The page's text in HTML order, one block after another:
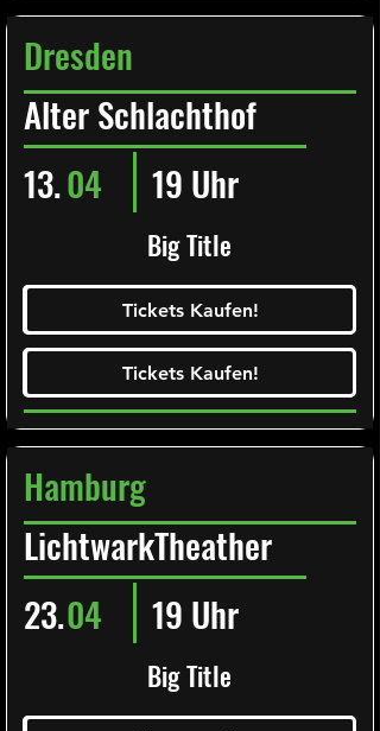
Dresden
Alter Schlachthof
Big Title
13.04 19 Uhr
Tickets Kaufen!
Ticketalarm abonieren!
Tickets Kaufen!
Tickets Kaufen!
Tickets Kaufen!
Hamburg
LichtwarkTheather
Big Title
23.04 19 Uhr